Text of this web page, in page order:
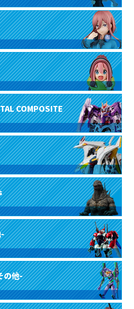
COMPOSITE
の他-